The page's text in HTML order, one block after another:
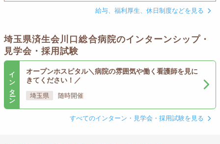
給与、福利厚生、休日制度などを見る
埼玉県済生会川口総合病院のインターンシップ・
見学会・採用試験
インターン
オープンホスピタル＼病院の雰囲気や働く看護師を見に
きてください！／
埼玉県 随時開催
すべてのインターン・見学会・採用試験を見る